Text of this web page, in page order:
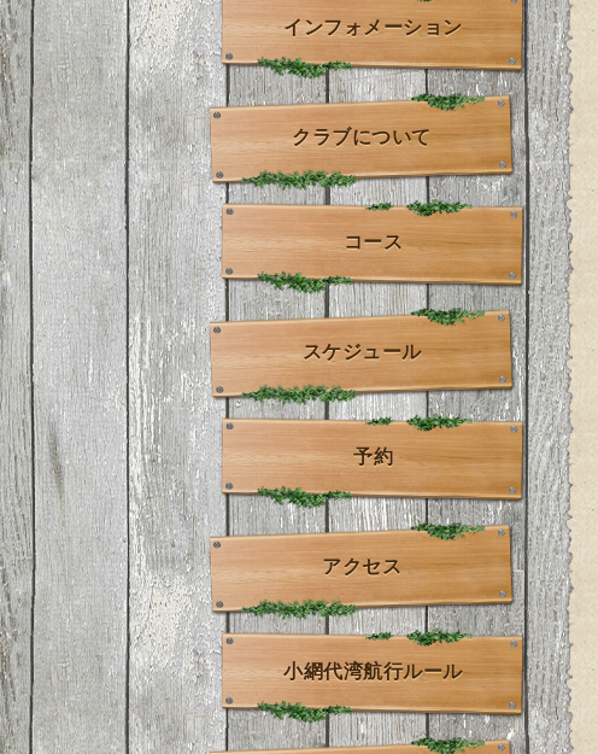
インフォメーション
クラブについて
コース
スケジュール
予約
アクセス
小網代湾航行ルール